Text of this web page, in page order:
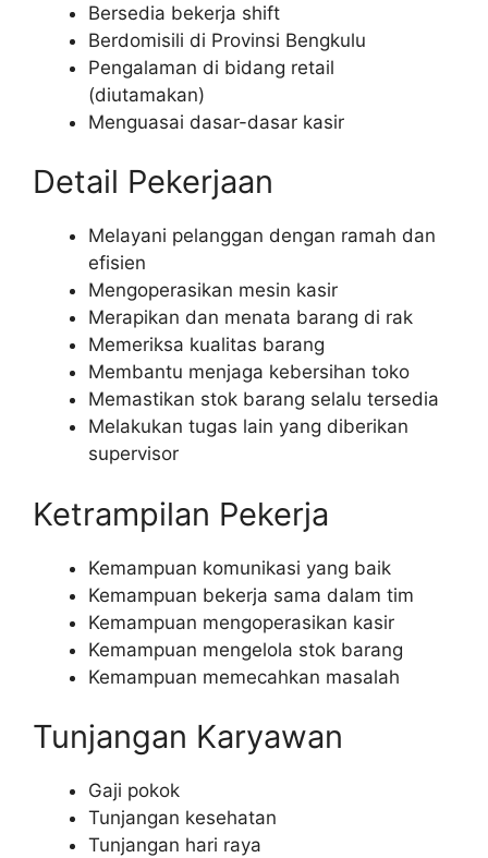
Bersedia bekerja shift
Berdomisili di Provinsi Bengkulu
Pengalaman di bidang retail
(diutamakan)
Menguasai dasar-dasar kasir
Detail Pekerjaan
Melayani pelanggan dengan ramah dan
efisien
Mengoperasikan mesin kasir
Merapikan dan menata barang di rak
Memeriksa kualitas barang
Membantu menjaga kebersihan toko
Memastikan stok barang selalu tersedia
Melakukan tugas lain yang diberikan
supervisor
Ketrampilan Pekerja
Kemampuan komunikasi yang baik
Kemampuan bekerja sama dalam tim
Kemampuan mengoperasikan kasir
Kemampuan mengelola stok barang
Kemampuan memecahkan masalah
Tunjangan Karyawan
Gaji pokok
Tunjangan kesehatan
Tunjangan hari raya